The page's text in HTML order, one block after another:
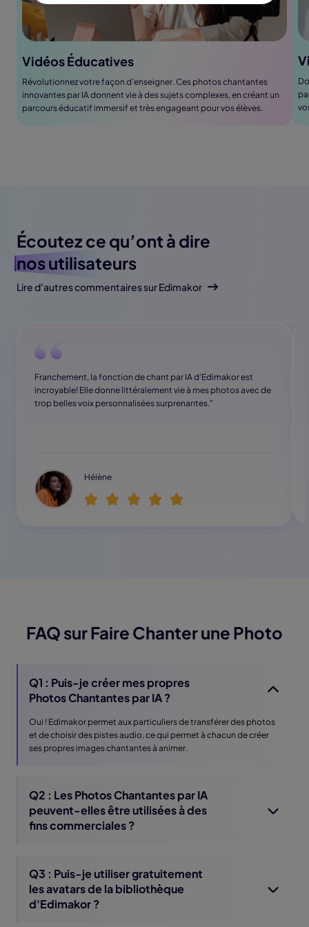
Vidéos Éducatives
Révolutionnez votre façon d’enseigner. Ces photos chantantes
innovantes par IA donnent vie à des sujets complexes, en créant un
parcours éducatif immersif et très engageant pour vos élèves.
Écoutez ce qu’ont à dire
nos utilisateurs
Lire d'autres commentaires sur Edimakor
Franchement, la fonction de chant par IA d’Edimakor est
incroyable! Elle donne littéralement vie à mes photos avec de
trop belles voix personnalisées surprenantes."
Hélène
FAQ sur Faire Chanter une Photo
Q1 : Puis-je créer mes propres
Photos Chantantes par IA ?
Oui ! Edimakor permet aux particuliers de transférer des photos
et de choisir des pistes audio, ce qui permet à chacun de créer
ses propres images chantantes à animer.
Q2 : Les Photos Chantantes par IA
peuvent-elles être utilisées à des
fins commerciales ?
Q3 : Puis-je utiliser gratuitement
les avatars de la bibliothèque
d'Edimakor ?